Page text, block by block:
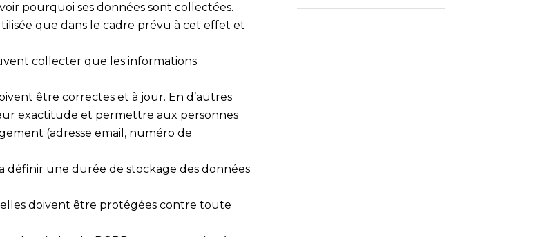
pourquoi ses données sont collectées.
que dans le cadre prévu à cet effet et
collecter que les informations
être correctes et à jour. En d’autres
exactitude et permettre aux personnes
(adresse email, numéro de
définir une durée de stockage des données
doivent être protégées contre toute